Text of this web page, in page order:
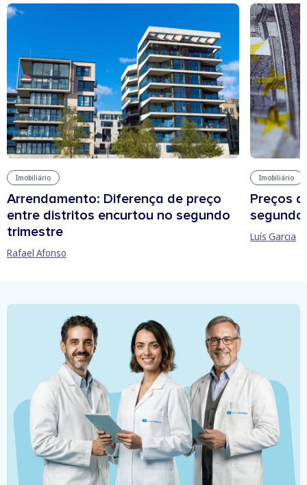
Imobiliário
Arrendamento: Diferença de preço
entre distritos encurtou no segundo
trimestre
Rafael Afonso
Imobiliário
Preços
Luís Garcia